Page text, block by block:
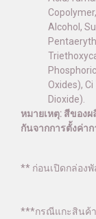
Alcohol,
Oxides),
Dioxide).
หมายเหตุ: สีของ
กันจากการตั้งค่า
** ก่อนเปิดกล่อง
***กรณีแกะสินค้